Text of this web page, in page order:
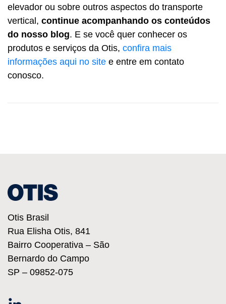
elevador ou sobre outros aspectos do transporte
vertical, continue acompanhando os conteúdos
do nosso blog. E se você quer conhecer os
produtos e serviços da Otis, confira mais
informações aqui no site e entre em contato
conosco.
Otis Brasil
Rua Elisha Otis, 841
Bairro Cooperativa – São
Bernardo do Campo
SP – 09852-075